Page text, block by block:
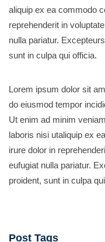
aliquip ex ea commodo
reprehenderit in
nulla pariatur.
sunt in culpa qui officia.
Lorem ipsum dolor sit
do eiusmod tempor
Ut enim ad minim
laboris nisi utaliquip ex
irure dolor in
eufugiat nulla pariatur.
proident, sunt in culpa
Post Tags